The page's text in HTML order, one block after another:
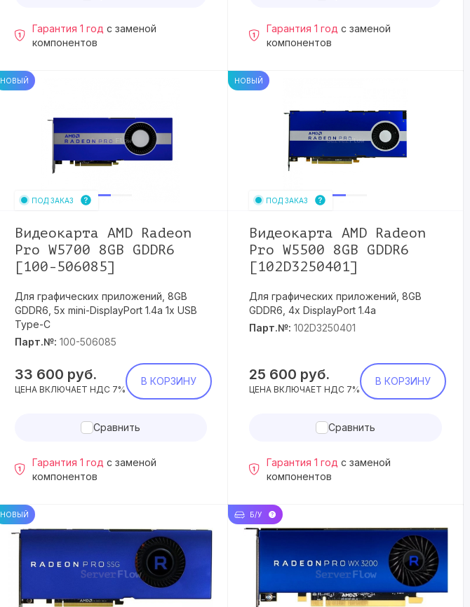
Гарантия 1 год с заменой
компонентов
Гарантия 1 год с заменой
компонентов
НОВЫЙ
ПОД ЗАКАЗ
Видеокарта AMD Radeon
Pro W5700 8GB GDDR6
[100-506085]
Для графических приложений, 8GB
GDDR6, 5x mini-DisplayPort 1.4a 1x USB
Type-C
Парт.№: 100-506085
33 600 руб.
ЦЕНА ВКЛЮЧАЕТ НДС 7%
В КОРЗИНУ
Сравнить
Гарантия 1 год с заменой
компонентов
НОВЫЙ
ПОД ЗАКАЗ
Видеокарта AMD Radeon
Pro W5500 8GB GDDR6
[102D3250401]
Для графических приложений, 8GB
GDDR6, 4x DisplayPort 1.4a
Парт.№: 102D3250401
25 600 руб.
ЦЕНА ВКЛЮЧАЕТ НДС 7%
В КОРЗИНУ
Сравнить
Гарантия 1 год с заменой
компонентов
НОВЫЙ Б/У